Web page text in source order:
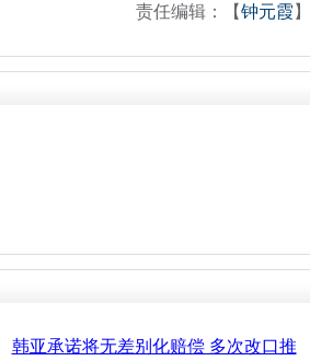
责任编辑：【钟元霞 】
韩亚承诺将无差别化赔偿 多次改口推